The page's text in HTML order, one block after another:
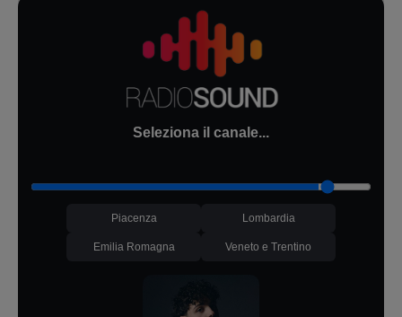
Seleziona il canale...
Piacenza Lombardia
Emilia Romagna Veneto e Trentino